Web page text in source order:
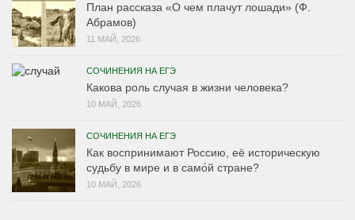
План рассказа «О чем плачут лошади» (Ф.
Абрамов)
11 МАЙ, 2026
СОЧИНЕНИЯ НА ЕГЭ
Какова роль случая в жизни человека?
10 МАЙ, 2026
СОЧИНЕНИЯ НА ЕГЭ
Как воспринимают Россию, её историческую
судьбу в мире и в само́й стране?
10 МАЙ, 2026